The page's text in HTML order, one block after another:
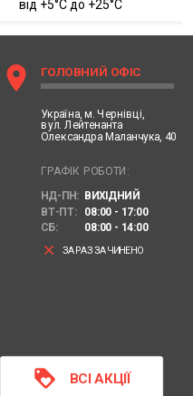
від +5°C дo +25°C
location_on ГОЛОВНИЙ ОФІС
Україна, м. Чернівці,
вул. Лейтенанта
Олександра Маланчука, 40
ГРАФІК РОБОТИ:
НД-ПН: ВИХІДНИЙ
ВТ-ПТ:
08:00 - 17:00
СБ:
08:00 - 14:00
clear ЗАРАЗ ЗАЧИНЕНО
loyalty ВСІ АКЦІЇ